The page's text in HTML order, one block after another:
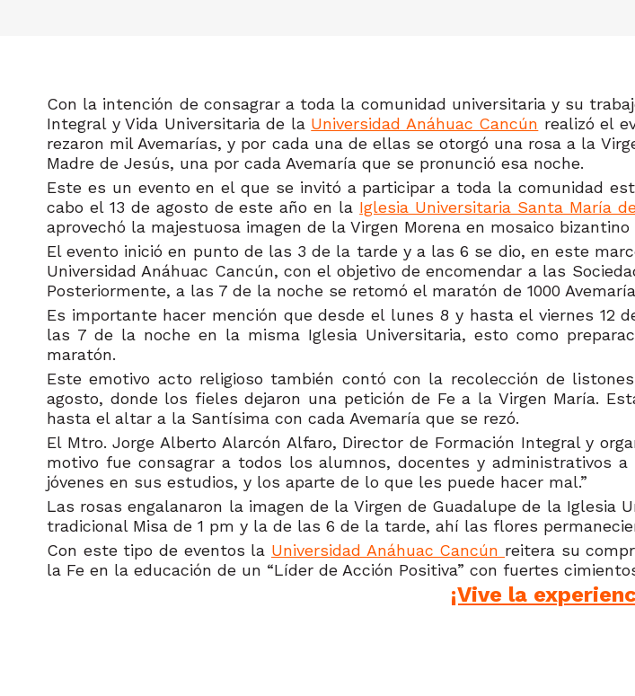
Con la intención de consagrar a toda la comunidad universitaria y su
Integral y Vida Universitaria de la Universidad Anáhuac Cancún realizó el
rezaron mil Avemarías, y por cada una de ellas se otorgó una rosa a la
Madre de Jesús, una por cada Avemaría que se pronunció esa noche.
Este es un evento en el que se invitó a participar a toda la comunidad
cabo el 13 de agosto de este año en la Iglesia Universitaria Santa María
aprovechó la majestuosa imagen de la Virgen Morena en mosaico
El evento inició en punto de las 3 de la tarde y a las 6 se dio, en este
Universidad Anáhuac Cancún, con el objetivo de encomendar a las
Posteriormente, a las 7 de la noche se retomó el maratón de 1000
Es importante hacer mención que desde el lunes 8 y hasta el viernes 12
las 7 de la noche en la misma Iglesia Universitaria, esto como
maratón.
Este emotivo acto religioso también contó con la recolección de
agosto, donde los fieles dejaron una petición de Fe a la Virgen María.
hasta el altar a la Santísima con cada Avemaría que se rezó.
El Mtro. Jorge Alberto Alarcón Alfaro, Director de Formación Integral y
motivo fue consagrar a todos los alumnos, docentes y administrativos
jóvenes en sus estudios, y los aparte de lo que les puede hacer mal.”
Las rosas engalanaron la imagen de la Virgen de Guadalupe de la
tradicional Misa de 1 pm y la de las 6 de la tarde, ahí las flores
Con este tipo de eventos la Universidad Anáhuac Cancún reitera su
la Fe en la educación de un “Líder de Acción Positiva” con fuertes
¡Vive la